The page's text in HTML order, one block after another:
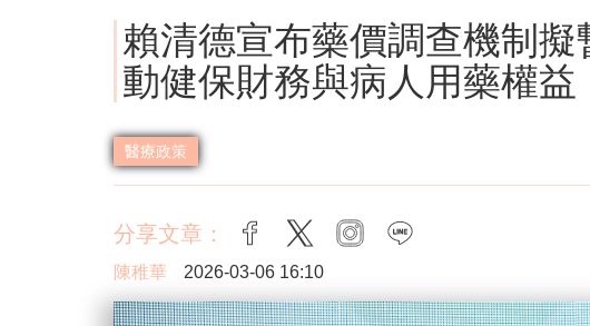
賴清德宣布藥價調查機制
動健保財務與病人用藥權益
醫療政策
分享文章： facebook
twitter instagram
陳稚華 2026-03-06 16:10